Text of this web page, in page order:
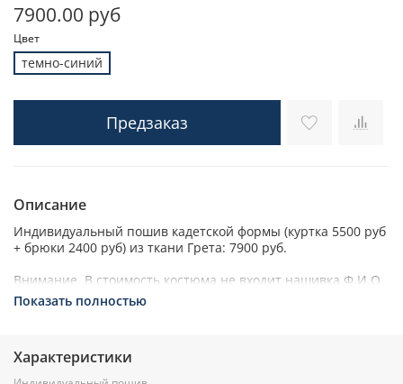
7900.00 руб
Цвет
темно-синий
Предзаказ
Описание
Индивидуальный пошив кадетской формы (куртка 5500 руб
+ брюки 2400 руб) из ткани Грета: 7900 руб.
Внимание. В стоимость костюма не входит нашивка Ф.И.О
и нашивки правого рукава.
– два накладных кармана с клапанами
– нижние карманы с застежкой молния
Показать полностью
Характеристики